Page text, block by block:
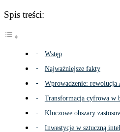
Spis treści:
Wstęp
Najważniejsze fakty
Wprowadzenie:
Transformacja cyfrowa w
Kluczowe obszary
Inwestycje w sztuczną